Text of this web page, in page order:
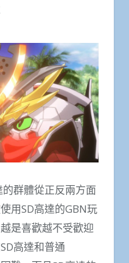
群體從正反兩方面
用SD高達的GBN玩
是喜歡越不受歡迎
高達和普通